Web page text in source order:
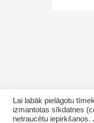
Copyright ©
Lai labāk pielāgotu
izmantotas sīkdatnes
netraucētu